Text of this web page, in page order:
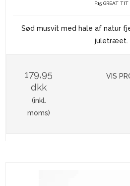
F15 GREAT TIT
Sød musvit med hale af natur
juletræet.
179,95
dkk
(inkl.
moms)
VIS